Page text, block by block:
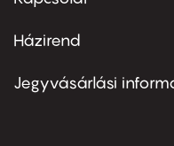
Footer
second
Házirend
Jegyvásárlási